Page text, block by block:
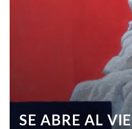
SE ABRE AL